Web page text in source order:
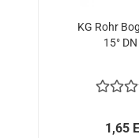
KG Rohr
15°
1,65